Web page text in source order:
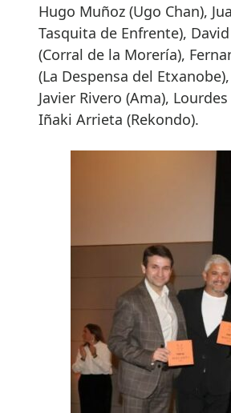
Hugo Muñoz (Ugo Chan),
Tasquita de Enfrente),
(Corral de la Morería),
(La Despensa del
Javier Rivero (Ama),
Iñaki Arrieta (Rekondo).